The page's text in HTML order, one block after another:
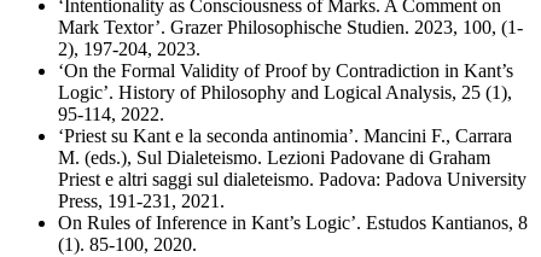
‘Intentionality as Consciousness of Marks. A Comment on
Mark Textor’. Grazer Philosophische Studien. 2023, 100, (1-
2), 197-204, 2023.
‘On the Formal Validity of Proof by Contradiction in Kant’s
Logic’. History of Philosophy and Logical Analysis, 25 (1),
95-114, 2022.
‘Priest su Kant e la seconda antinomia’. Mancini F., Carrara
M. (eds.), Sul Dialeteismo. Lezioni Padovane di Graham
Priest e altri saggi sul dialeteismo. Padova: Padova University
Press, 191-231, 2021.
On Rules of Inference in Kant’s Logic’. Estudos Kantianos, 8
(1). 85-100, 2020.